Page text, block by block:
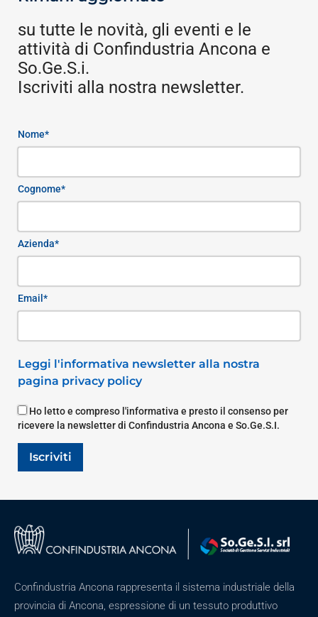
su tutte le novità, gli eventi e le
attività di Confindustria Ancona e
So.Ge.S.i.
Iscriviti alla nostra newsletter.
Nome*
Cognome*
Azienda*
Email*
Leggi l'informativa newsletter alla nostra
pagina privacy policy
Ho letto e compreso l'informativa e presto il consenso per
ricevere la newsletter di Confindustria Ancona e So.Ge.S.I.
Iscriviti
Confindustria Ancona rappresenta il sistema industriale della
provincia di Ancona, espressione di un tessuto produttivo